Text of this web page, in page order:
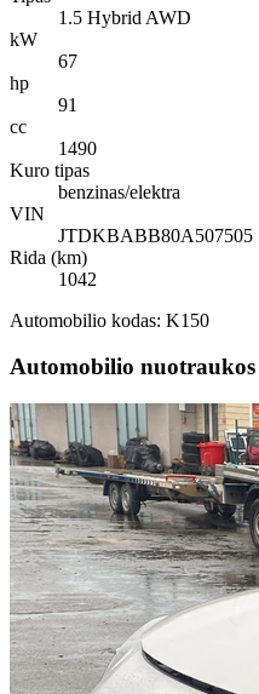
1.5 Hybrid AWD
kW
67
hp
91
cc
1490
Kuro tipas
benzinas/elektra
VIN
JTDKBABB80A507505
Rida (km)
1042
Automobilio kodas: K150
Automobilio nuotraukos